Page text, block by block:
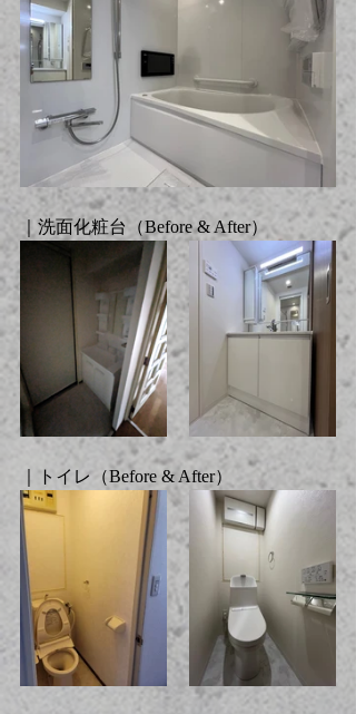
｜洗面化粧台（Before & After）
｜トイレ（Before & After）